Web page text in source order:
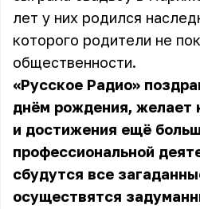
лет у них родился
которого родители не
общественности.
«Русское Радио»
днём рождения, желает
и достижения ещё
профессиональной
сбудутся все
осуществятся